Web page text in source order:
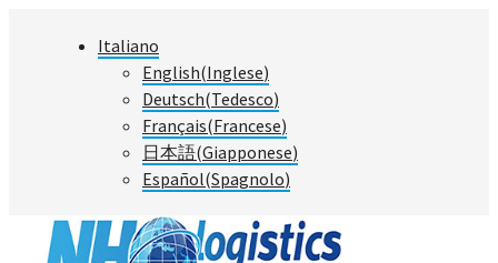
Italiano
English(Inglese)
Deutsch(Tedesco)
Français(Francese)
日本語(Giapponese)
Español(Spagnolo)